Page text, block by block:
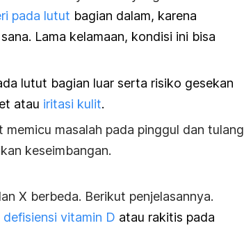
pada lutut bagian dalam, karena
Lama kelamaan, kondisi ini bisa
lutut bagian luar serta risiko gesekan
atau iritasi kulit.
masalah pada pinggul dan tulang
keseimbangan.
X berbeda. Berikut penjelasannya.
defisiensi vitamin D atau rakitis pada